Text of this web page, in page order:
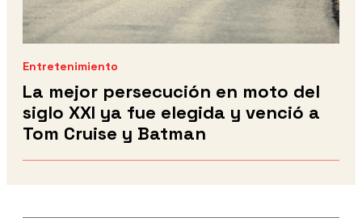
Entretenimiento
La mejor persecución en moto del
siglo XXI ya fue elegida y venció a
Tom Cruise y Batman